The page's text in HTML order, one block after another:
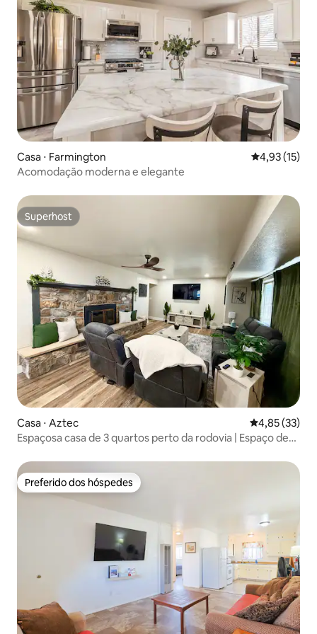
Casa ⋅ Farmington 4,93 de uma
4,93 (15)
Acomodação moderna e elegante
Superhost
Superhost
Casa ⋅ Aztec 4,85 de uma
4,85 (33)
Espaçosa casa de 3 quartos perto da rodovia | Espaço de
Preferido dos hóspedes
Preferido dos hóspedes